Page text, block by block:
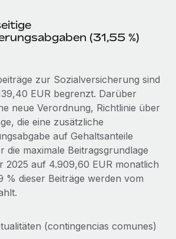
für globale HR & Compliance
Screening
und Verfolgung von IT-
Gründung von
Demnächst verfügbar
und KI-Automatisierung
Weaviate sein Team mit
% vergrößert
Blick Weaviate entwickelt KI-basierte
Das...
Partnerschaft zwischen
und Remote für Contractor
Gehältern und Qualifikationen
anzeigen
(31,55 %)
zur Sozialversicherung sind
EUR begrenzt. Darüber
neue Verordnung, Richtlinie über
die eine zusätzliche
auf Gehaltsanteile
die maximale Beitragsgrundlage
2025 auf 4.909,60 EUR monatlich
% dieser Beiträge werden vom
(contingencias comunes)